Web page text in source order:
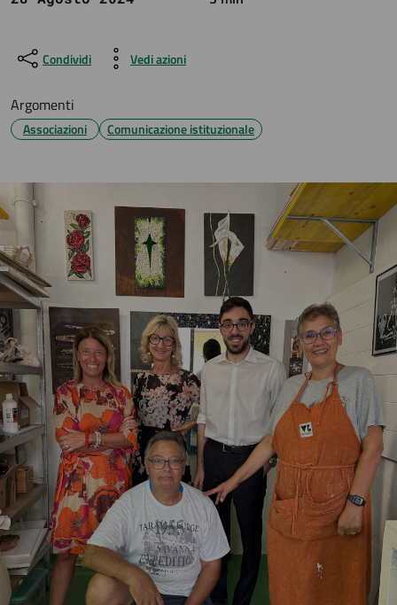
Condividi Vedi azioni
Argomenti
Associazioni Comunicazione istituzionale